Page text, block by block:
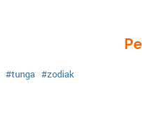
#tunga #zodiak